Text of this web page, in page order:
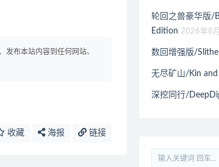
发布本站内容到任何网站、
收藏 海报 链接
轮回之兽豪华版/
Edition 2026年8
数回增强版/
无尽矿山/Kin
深挖同行/